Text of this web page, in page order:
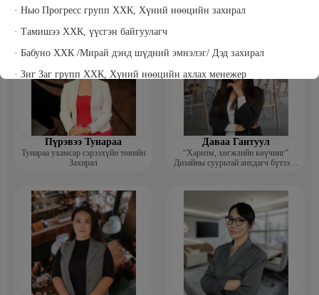
· Нью Прогресс групп ХХК, Хүний нөөцийн захирал
· Тамишээ ХХК, үүсгэн байгуулагч
· Бабуно ХХК /Мирай дэнд шүдний эмнэлэг/ Дэд захирал
· Зиг Заг групп ХХК, Хүний нөөцийн ахлах менежер
· Юнител ХХК, хүний нөөцийн мэргэжилтэн
Пүрэвээ Тунараа
Тунараа ухамсар сэрээхүйн төвийн
Захирал
Даваа Гантуул
“Харизм, хөгжлийн көүчинг”
Дизайны суурьтай анхдагч бүтээлч